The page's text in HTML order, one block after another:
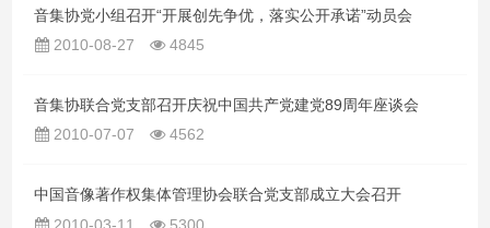
音集协党小组召开“开展创先争优，落实公开承诺”动员会
2010-08-27
4845
音集协联合党支部召开庆祝中国共产党建党89周年座谈会
2010-07-07
4562
中国音像著作权集体管理协会联合党支部成立大会召开
2010-03-11
5300